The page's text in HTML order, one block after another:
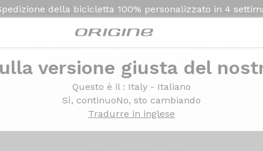
della bicicletta 100% personalizzato in 4
versione giusta del
Questo è il : Italy - Italiano
Sì, continuoNo, sto cambiando
Tradurre in inglese
GRX820 mono - Prymahl Vega A30 R
- Shimano